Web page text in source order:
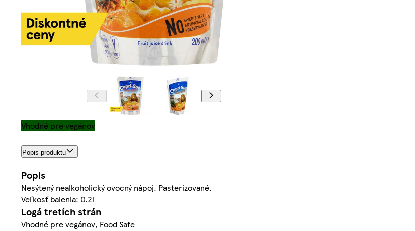
Vhodné pre vegánov
Popis produktu
Popis
Nesýtený nealkoholický ovocný nápoj. Pasterizované.
Veľkosť balenia: 0.2l
Logá tretích strán
Vhodné pre vegánov, Food Safe